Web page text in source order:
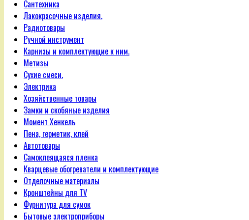
Сантехника
Лакокрасочные изделия.
Радиотовары
Ручной инструмент
Карнизы и комплектующие к ним.
Метизы
Сухие смеси.
Электрика
Хозяйственные товары
Замки и скобяные изделия
Момент Хенкель
Пена, герметик, клей
Автотовары
Самоклеящаяся пленка
Кварцевые обогреватели и комплектующие
Отделочные материалы
Кронштейны для TV
Фурнитура для сумок
Бытовые электроприборы